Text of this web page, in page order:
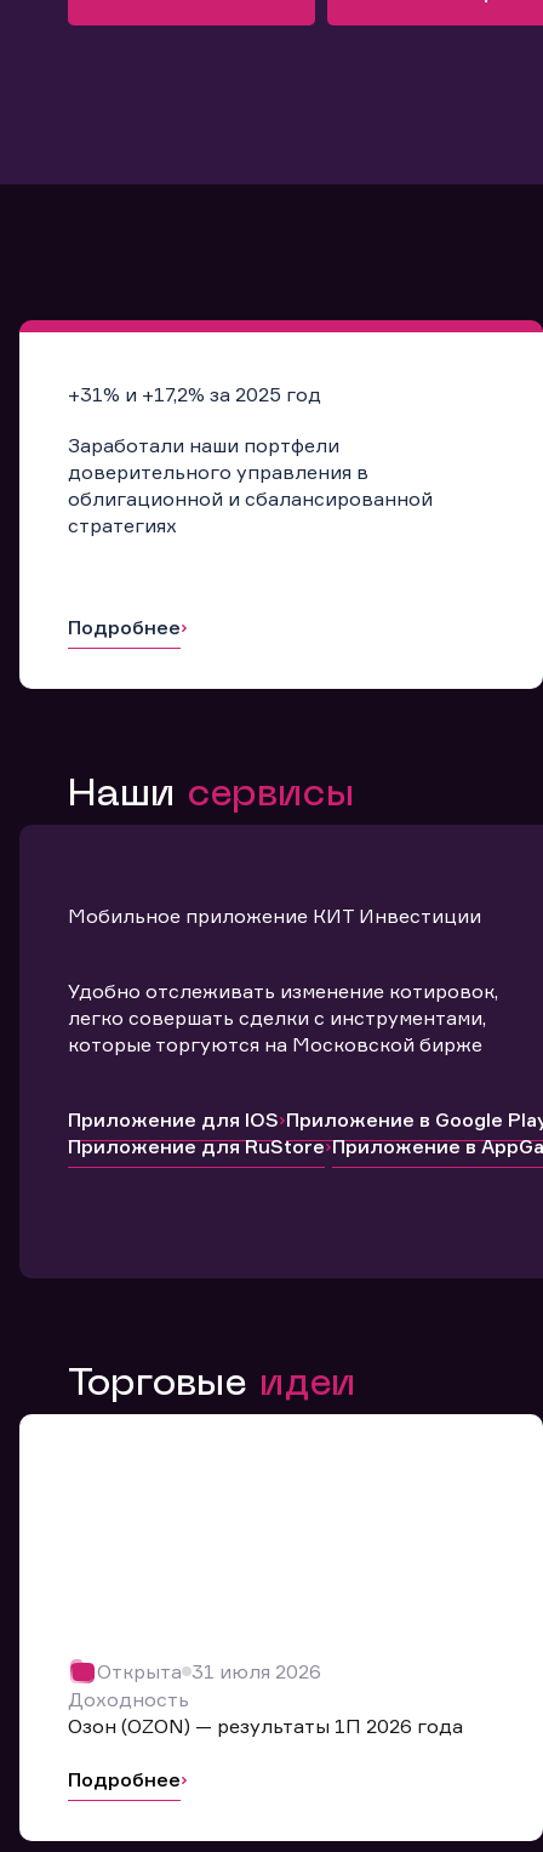
+31% и +17,2% за 2025 год
Заработали наши портфели
доверительного управления в
облигационной и сбалансированной
стратегиях
Подробнее
Наши сервисы
Мобильное приложение КИТ Инвестиции
Удобно отслеживать изменение котировок,
легко совершать сделки с инструментами,
которые торгуются на Московской бирже
Приложение для IOS Приложение в Google
Приложение для RuStore Приложение в
Торговые идеи
Открыта 31 июля 2026
Доходность
Озон (OZON) — результаты 1П 2026 года
Подробнее
Мы